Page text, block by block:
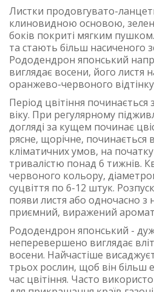
Листки продовгувато-
клиновидною основою,
боків покриті мягким
та стають більш насиченого
Рододендрон японський
виглядає восени, його листя
оранжево-червоного
Період цвітіння починається
віку. При регулярному
догляді за кущем починає
рясне, щорічне, починається
кліматичних умов, на
тривалістю понад 6 тижнів.
червоного кольору,
суцвіття по 6-12 штук.
появи листя або одночасно
приємний, виражений
Рододендрон японський -
неперевершено виглядає
восени. Найчастіше
трьох рослин, щоб він більш
час цвітіння. Часто